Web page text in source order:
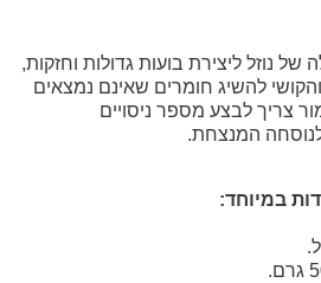
נוזל ליצירת בועות גדולות וחזקות,
להשיג חומרים שאינם נמצאים
צריך לבצע מספר ניסויים
המנצחת.
במיוחד: